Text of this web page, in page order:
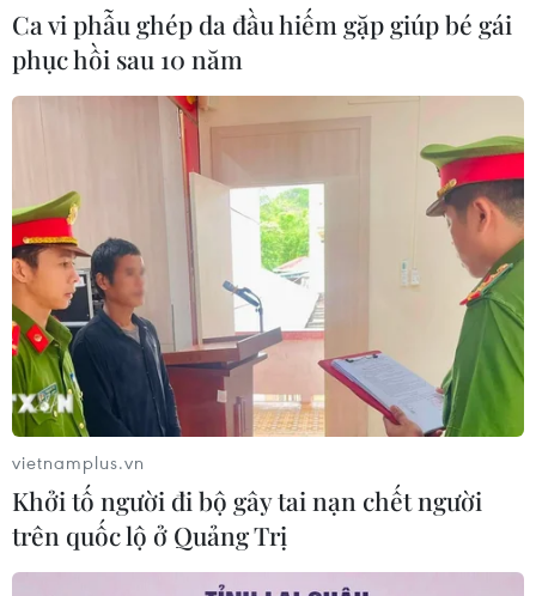
Đưa gốm sứ Bình Dương vào mạng
lưới thủ công sáng tạo thế giới
Xuất khẩu gạo Thái Lan giảm gần
19% trong nửa đầu năm 2026
05/08/2026 11:36
Trung Quốc sẽ đáp trả các biện pháp
hạn chế của Mỹ
05/08/2026 11:01
Phê duyệt Điều chỉnh Quy hoạch
Ca vi phẫu ghép da đầu hiếm gặp giúp bé gái
phục hồi sau 10 năm
vietnamplus.vn
Khởi tố người đi bộ gây tai nạn chết người
trên quốc lộ ở Quảng Trị